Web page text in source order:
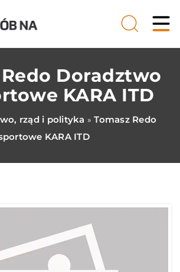
Doradztwo
KARA ITD
rząd i polityka »Tomasz Redo
KARA ITD